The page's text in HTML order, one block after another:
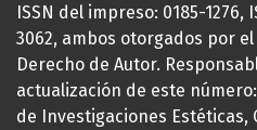
ISSN del impreso: 0185-1276,
3062, ambos otorgados por
Derecho de Autor.
actualización de este
de Investigaciones Estéticas,